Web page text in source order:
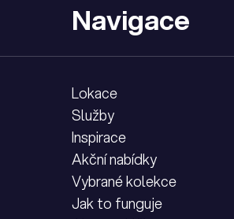
Navigace
Lokace
Služby
Inspirace
Akční nabídky
Vybrané kolekce
Jak to funguje